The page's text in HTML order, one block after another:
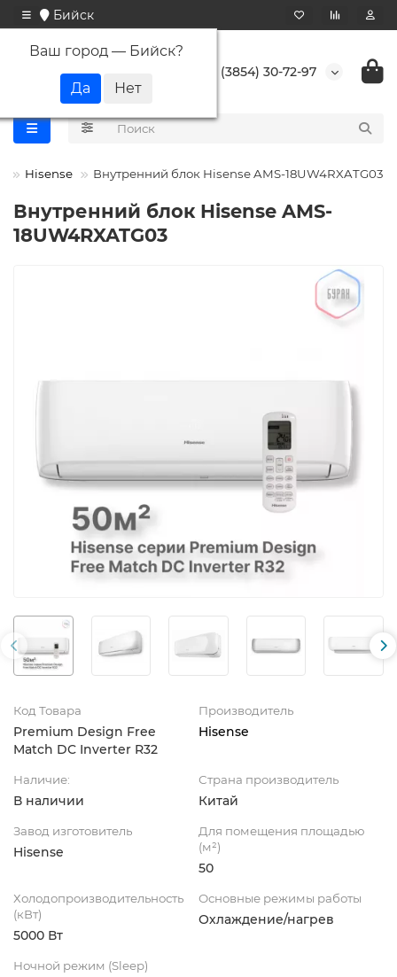
Бийск
Ваш город — Бийск?
+7 (3854) 30-72-97
Hisense Внутренний блок Hisense AMS-18UW4RXATG03
Внутренний блок Hisense AMS-
18UW4RXATG03
Код Товара
Premium Design Free
Match DC Inverter R32
Производитель
Hisense
Наличие:
В наличии
Страна производитель
Китай
Завод изготовитель
Hisense
Для помещения площадью
(м²)
50
Холодопроизводительность
(кВт)
5000 Вт
Основные режимы работы
Охлаждение/нагрев
Ночной режим (Sleep)